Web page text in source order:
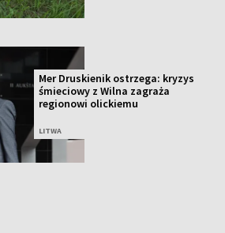
Mer Druskienik ostrzega: kryzys
śmieciowy z Wilna zagraża
regionowi olickiemu
LITWA